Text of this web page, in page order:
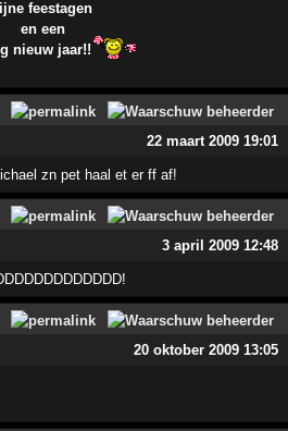
feestagen
en een
nieuw jaar!!
22 maart 2009 19:01
zn pet haal et er ff af!
3 april 2009 12:48
20 oktober 2009 13:05